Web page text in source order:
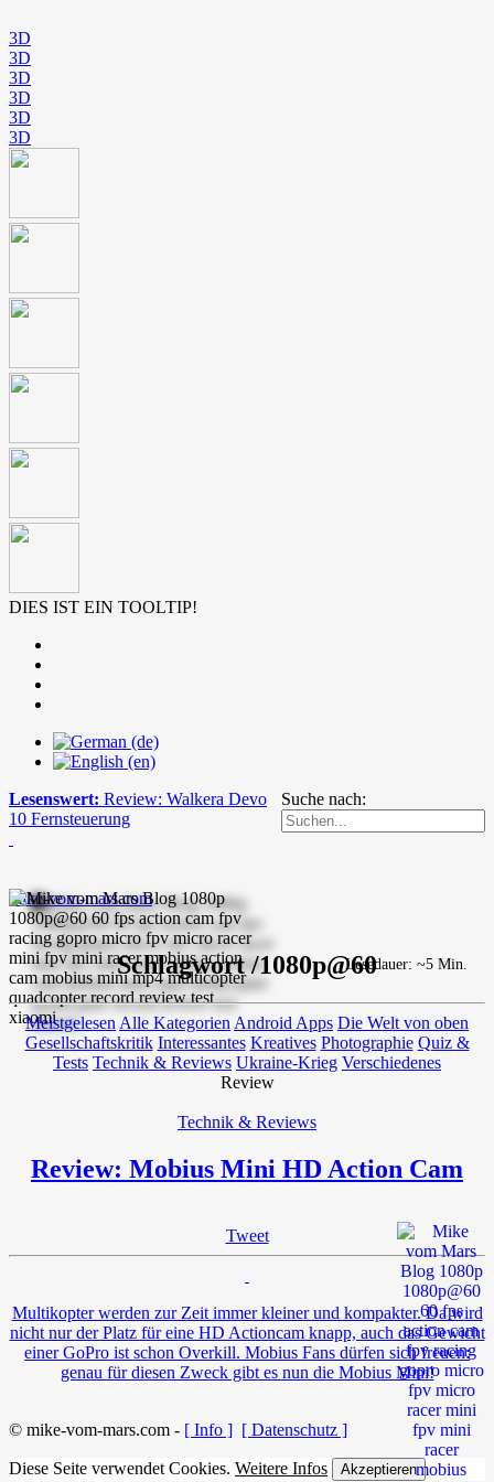
3D
3D
3D
3D
3D
3D
DIES IST EIN TOOLTIP!
Suche nach:
Lesenswert: Review: Walkera Devo
10 Fernsteuerung
mike-vom-mars.com
Schlagwort /1080p@60
Meistgelesen Alle Kategorien Android Apps Die Welt von oben
Gesellschaftskritik Interessantes Kreatives Photographie Quiz &
Tests Technik & Reviews Ukraine-Krieg Verschiedenes
Review
Technik & Reviews
Review: Mobius Mini HD Action Cam
Tweet
Lesedauer: ~5 Min.
Multikopter werden zur Zeit immer kleiner und kompakter. Da wird
nicht nur der Platz für eine HD Actioncam knapp, auch das Gewicht
einer GoPro ist schon Overkill. Mobius Fans dürfen sich freuen:
genau für diesen Zweck gibt es nun die Mobius Mini!
© mike-vom-mars.com - [ Info ] [ Datenschutz ]
Diese Seite verwendet Cookies. Weitere Infos Akzeptieren